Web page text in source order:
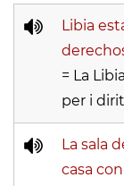
Libia
= La
per i
La sala
casa